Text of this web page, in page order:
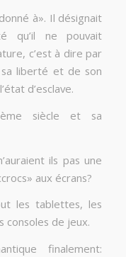
à». Il désignait
qu’il ne pouvait
c’est à dire par
liberté et de son
d’esclave.
siècle et sa
ils pas une
aux écrans?
les tablettes, les
consoles de jeux.
finalement: